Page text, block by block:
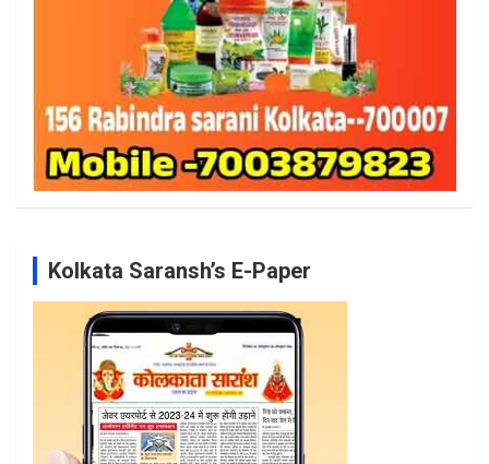
Kolkata Saransh’s E-Paper